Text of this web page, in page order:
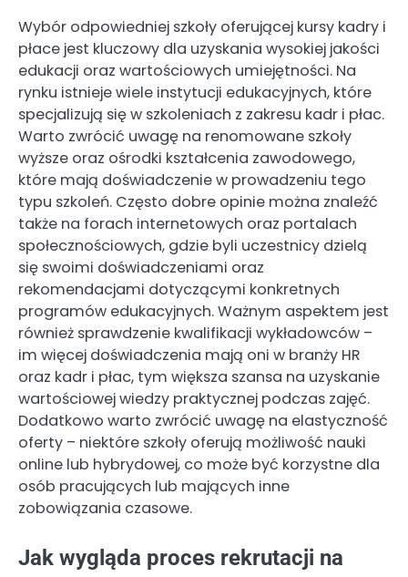
Wybór odpowiedniej szkoły oferującej kursy kadry i
płace jest kluczowy dla uzyskania wysokiej jakości
edukacji oraz wartościowych umiejętności. Na
rynku istnieje wiele instytucji edukacyjnych, które
specjalizują się w szkoleniach z zakresu kadr i płac.
Warto zwrócić uwagę na renomowane szkoły
wyższe oraz ośrodki kształcenia zawodowego,
które mają doświadczenie w prowadzeniu tego
typu szkoleń. Często dobre opinie można znaleźć
także na forach internetowych oraz portalach
społecznościowych, gdzie byli uczestnicy dzielą
się swoimi doświadczeniami oraz
rekomendacjami dotyczącymi konkretnych
programów edukacyjnych. Ważnym aspektem jest
również sprawdzenie kwalifikacji wykładowców –
im więcej doświadczenia mają oni w branży HR
oraz kadr i płac, tym większa szansa na uzyskanie
wartościowej wiedzy praktycznej podczas zajęć.
Dodatkowo warto zwrócić uwagę na elastyczność
oferty – niektóre szkoły oferują możliwość nauki
online lub hybrydowej, co może być korzystne dla
osób pracujących lub mających inne
zobowiązania czasowe.
Jak wygląda proces rekrutacji na